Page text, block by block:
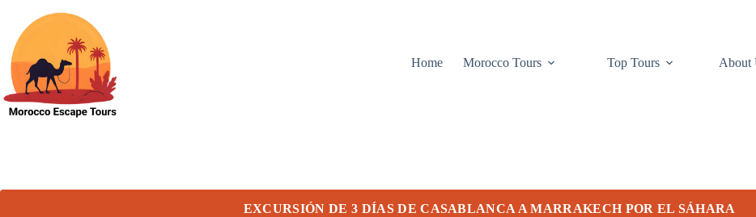
content
Home
Morocco Tours Top Tours About
EXCURSIÓN DE 3 DÍAS DE CASABLANCA A MARRAKECH POR EL SÁHARA